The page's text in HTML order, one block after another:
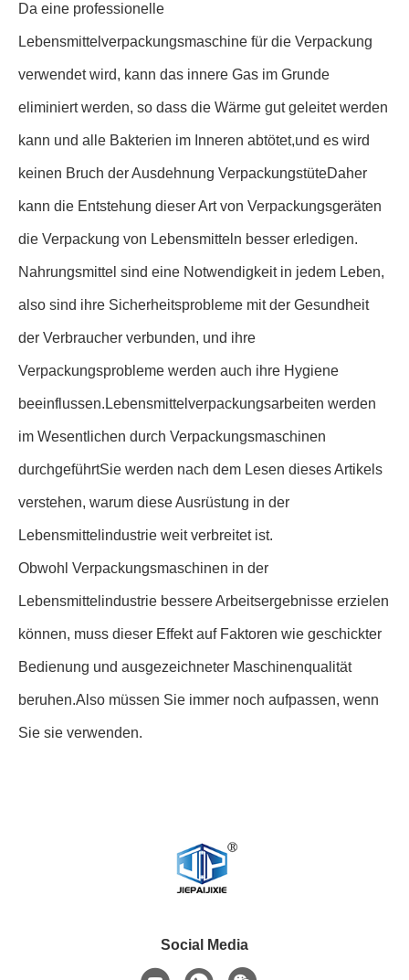
Da eine professionelle
Lebensmittelverpackungsmaschine für die Verpackung
verwendet wird, kann das innere Gas im Grunde
eliminiert werden, so dass die Wärme gut geleitet werden
kann und alle Bakterien im Inneren abtötet,und es wird
keinen Bruch der Ausdehnung VerpackungstüteDaher
kann die Entstehung dieser Art von Verpackungsgeräten
die Verpackung von Lebensmitteln besser erledigen.
Nahrungsmittel sind eine Notwendigkeit in jedem Leben,
also sind ihre Sicherheitsprobleme mit der Gesundheit
der Verbraucher verbunden, und ihre
Verpackungsprobleme werden auch ihre Hygiene
beeinflussen.Lebensmittelverpackungsarbeiten werden
im Wesentlichen durch Verpackungsmaschinen
durchgeführtSie werden nach dem Lesen dieses Artikels
verstehen, warum diese Ausrüstung in der
Lebensmittelindustrie weit verbreitet ist.
Obwohl Verpackungsmaschinen in der
Lebensmittelindustrie bessere Arbeitsergebnisse erzielen
können, muss dieser Effekt auf Faktoren wie geschickter
Bedienung und ausgezeichneter Maschinenqualität
beruhen.Also müssen Sie immer noch aufpassen, wenn
Sie sie verwenden.
Social Media